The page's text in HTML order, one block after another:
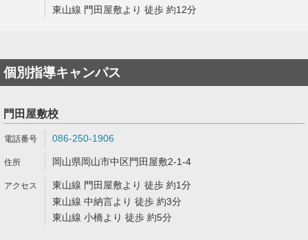
東山線 門田屋敷より 徒歩 約12分
個別指導キャンパス
門田屋敷校
086-250-1906
岡山県岡山市中区門田屋敷2-1-4
東山線 門田屋敷より 徒歩 約1分
東山線 中納言より 徒歩 約3分
東山線 小橋より 徒歩 約5分